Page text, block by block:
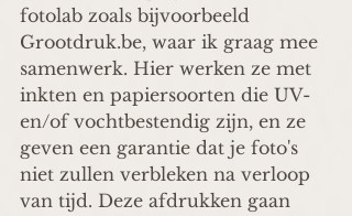
fotolab zoals bijvoorbeeld
Grootdruk.be, waar ik graag mee
samenwerk. Hier werken ze met
inkten en papiersoorten die UV-
en/of vochtbestendig zijn, en ze
geven een garantie dat je foto's
niet zullen verbleken na verloop
van tijd. Deze afdrukken gaan